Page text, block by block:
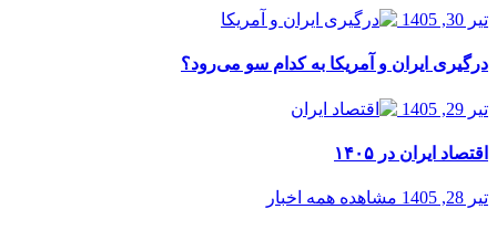
تیر 30, 1405
درگیری ایران و آمریکا به کدام سو می‌رود؟
تیر 29, 1405
اقتصاد ایران در ۱۴۰۵
تیر 28, 1405 مشاهده همه اخبار